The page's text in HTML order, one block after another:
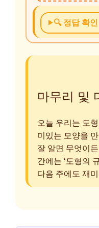
🔍 정답 확인
마무리 및
오늘 우리는 도
미있는 모양을
잘 알면 무엇이
간에는 ‘도형의
다음 주에도 재